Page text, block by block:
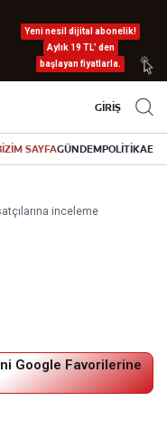
Yeni nesil dijital abonelik!
Aylık 19 TL’ den
başlayan fiyatlarla.
GİRİŞ
SAYFAGÜNDEMPOLİTİKA
inceleme
Google Favorilerine